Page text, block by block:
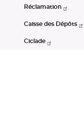
Réclamation
Caisse des Dépôts
Ciclade